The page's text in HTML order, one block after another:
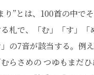
り”とは、100首の中で
札で、「む」「す」「
」の7音が該当する。例
らさめの つゆもまだ